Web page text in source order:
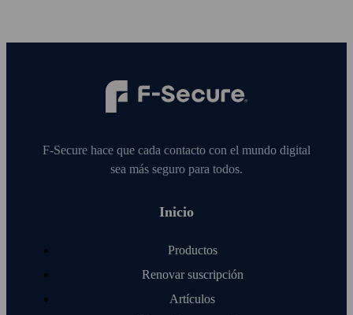
F‑Secure hace que cada contacto con el mundo digital
sea más seguro para todos.
Inicio
Productos
Renovar suscripción
Artículos